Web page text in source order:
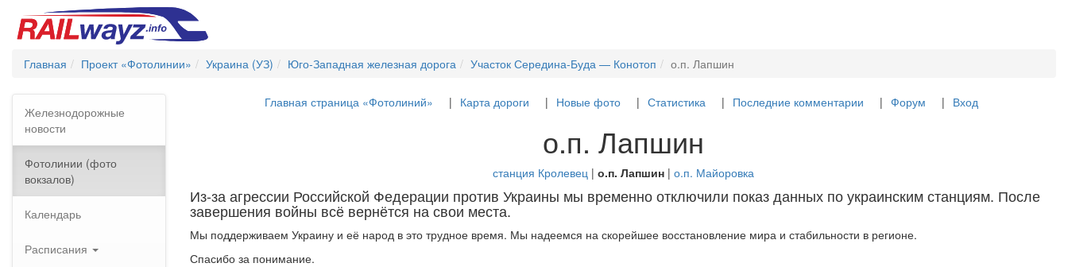
Главная Проект «Фотолинии» Украина (УЗ) Юго-Западная железная дорога Участок Середина-Буда — Конотоп о.п. Лапшин
Железнодорожные
новости
Фотолинии (фото
вокзалов)
Календарь
Расписания
Главная страница «Фотолиний» Карта дороги Новые фото Статистика Последние комментарии Форум Вход
о.п. Лапшин
станция Кролевец| о.п. Лапшин| о.п. Майоровка
Из-за агрессии Российской Федерации против Украины мы временно отключили показ данных по украинским станциям. После
завершения войны всё вернётся на свои места.
Мы поддерживаем Украину и её народ в это трудное время. Мы надеемся на скорейшее восстановление мира и стабильности в регионе.
Спасибо за понимание.